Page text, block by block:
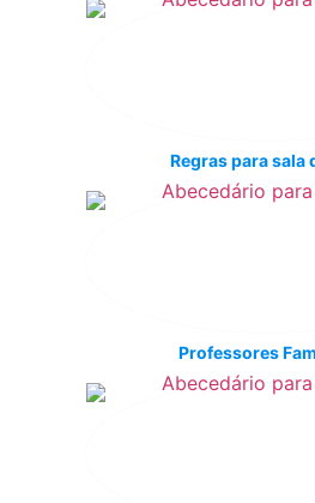
Regras para sala
Professores